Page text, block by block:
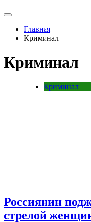
Главная
Криминал
Криминал
Криминал
Россиянин
стрелой